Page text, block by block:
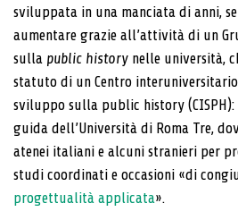
sviluppata in una manciata di anni,
aumentare grazie all’attività di un
sulla public history nelle università,
statuto di un Centro
sviluppo sulla public history
guida dell’Università di Roma Tre,
atenei italiani e alcuni stranieri per
studi coordinati e occasioni «di
progettualità applicata».